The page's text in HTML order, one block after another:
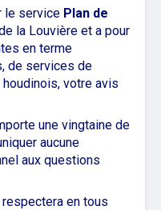
le service Plan de
la Louvière et a pour
en terme
de services de
votre avis
une vingtaine de
aucune
aux questions
en tous